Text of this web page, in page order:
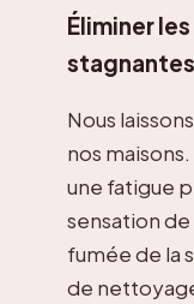
Éliminer
stagnantes
Nous
nos
une fatigue
sensation de
fumée de la
de